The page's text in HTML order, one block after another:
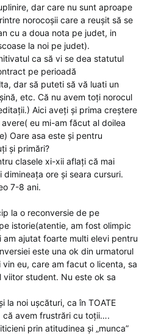
dar care nu sunt aproape
norocoșii care a reușit să se
cu a doua nota pe judet, in
la noi pe judet).
ca să vi se dea statutul
pe perioadă
dar să puteti să vă luati un
etc. Că nu avem toți norocul
Aici aveți și prima creștere
eu mi-am făcut al doilea
Oare asa este și pentru
și primări?
clasele xi-xii aflați că mai
ore și seara cursuri.
7-8 ani.
la o reconversie de pe
istorie(atentie, am fost olimpic
am ajutat foarte multi elevi pentru
este una ok din urmatorul
eu, care am facut o licenta, sa
student. Nu este ok sa
la noi ușcături, ca în TOATE
că avem frustrări cu toții….
prin atitudinea și „munca”